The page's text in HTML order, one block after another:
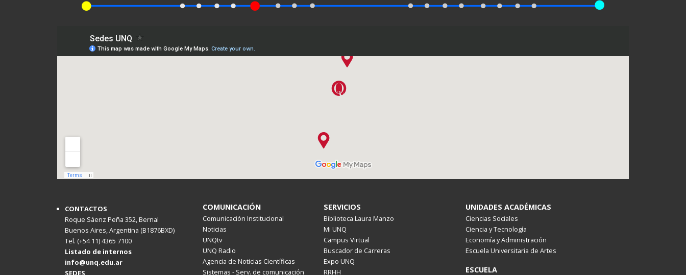
CONTACTOS
Roque Sáenz Peña 352, Bernal
Buenos Aires, Argentina (B1876BXD)
Tel. (+54 11) 4365 7100
Listado de internos
info@unq.edu.ar
SEDES
COMUNICACIÓN
Comunicación Institucional
Noticias
UNQtv
UNQ Radio
Agencia de Noticias Científicas
Sistemas - Serv. de comunicación
SERVICIOS
Biblioteca Laura Manzo
Mi UNQ
Campus Virtual
Buscador de Carreras
Expo UNQ
RRHH
UNIDADES ACADÉMICAS
Ciencias Sociales
Ciencia y Tecnología
Economía y Administración
Escuela Universitaria de Artes
ESCUELA